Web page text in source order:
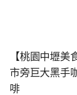
【桃園中壢美
市旁巨大黑手
啡